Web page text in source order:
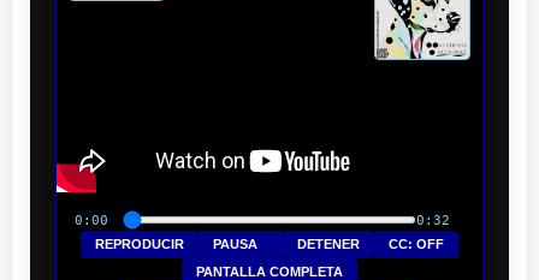
0:00 0:32
REPRODUCIR PAUSA DETENER
CC: OFF
PANTALLA COMPLETA